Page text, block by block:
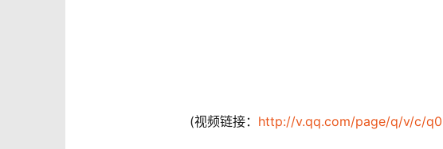
(视频链接： http://v.qq.com/page/q/v/c/